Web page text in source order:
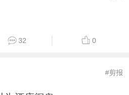
32 0
#剪报